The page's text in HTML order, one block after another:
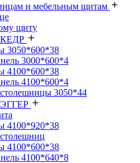
и мебельным щитам
щиту
3050*600*38
3000*600*4
4100*600*38
4100*600*4
3050*44
4100*920*38
4100*600*38
4100*640*8